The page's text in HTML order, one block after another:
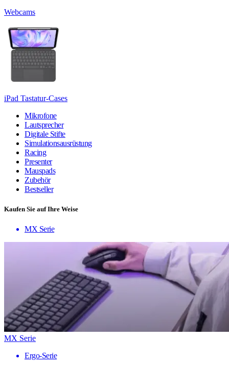
Webcams
iPad Tastatur-Cases
Mikrofone
Lautsprecher
Digitale Stifte
Simulationsausrüstung
Racing
Presenter
Mauspads
Zubehör
Bestseller
Kaufen Sie auf Ihre Weise
MX Serie
MX Serie
Ergo-Serie